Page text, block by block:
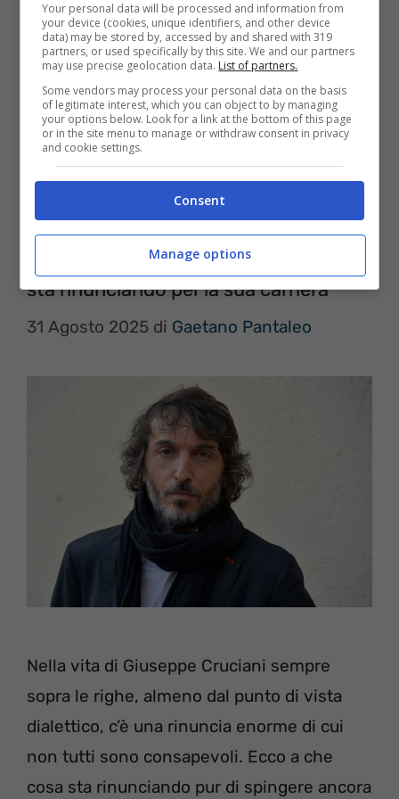
La Lega Consumatori sta mettendo in
allerta gli utenti. Il numero di persone che
ricevono chiamate sospette da parte della
propria banca è in continuo aumento. Come
spiegato dalla presidente nazionale Cristina
Cafferata, queste …Leggi tutto
Il terribile rimpianto di Cruciani: a cosa
sta rinunciando per la sua carriera
31 Agosto 2025 di Gaetano Pantaleo
Nella vita di Giuseppe Cruciani sempre
sopra le righe, almeno dal punto di vista
dialettico, c’è una rinuncia enorme di cui
non tutti sono consapevoli. Ecco a che
cosa sta rinunciando pur di spingere ancora
Your personal data will be processed and information from
your device (cookies, unique identifiers, and other device
data) may be stored by, accessed by and shared with 319
partners, or used specifically by this site. We and our partners
may use precise geolocation data. List of partners.
Some vendors may process your personal data on the basis
of legitimate interest, which you can object to by managing
your options below. Look for a link at the bottom of this page
or in the site menu to manage or withdraw consent in privacy
and cookie settings.
Consent
Manage options